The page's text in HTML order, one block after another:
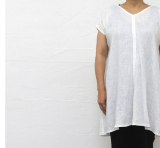
りとしています。そして、洗濯機でふつ
繊維が比較的重いので、テレンと垂れる
りのなさ、つくろわなさが逆にうちとけ
ましい感じ。ナチュラルなのに上質感が
とても丈夫。こんな相反する美しい魅力
的なファンがいらっしゃいます。
ゆっくりと自分のペースで自分の時間を
分にとって本当に大切なものは、ほんの
とがわかってきた頃。そんな、おとなの
は、すばらしいパートナーになってくれ